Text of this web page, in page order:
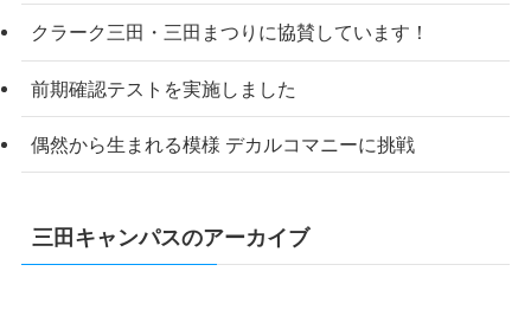
クラーク三田・三田まつりに協賛しています！
前期確認テストを実施しました
偶然から生まれる模様 デカルコマニーに挑戦
三田キャンパスのアーカイブ